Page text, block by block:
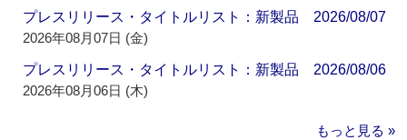
プレスリリース・タイトルリスト：新製品 2026/08/07
2026年08月07日 (金)
プレスリリース・タイトルリスト：新製品 2026/08/06
2026年08月06日 (木)
もっと見る »